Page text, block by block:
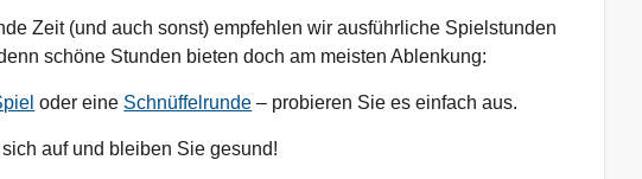
Zeit (und auch sonst) empfehlen wir ausführliche Spielstunden
schöne Stunden bieten doch am meisten Ablenkung:
oder eine Schnüffelrunde – probieren Sie es einfach aus.
auf und bleiben Sie gesund!